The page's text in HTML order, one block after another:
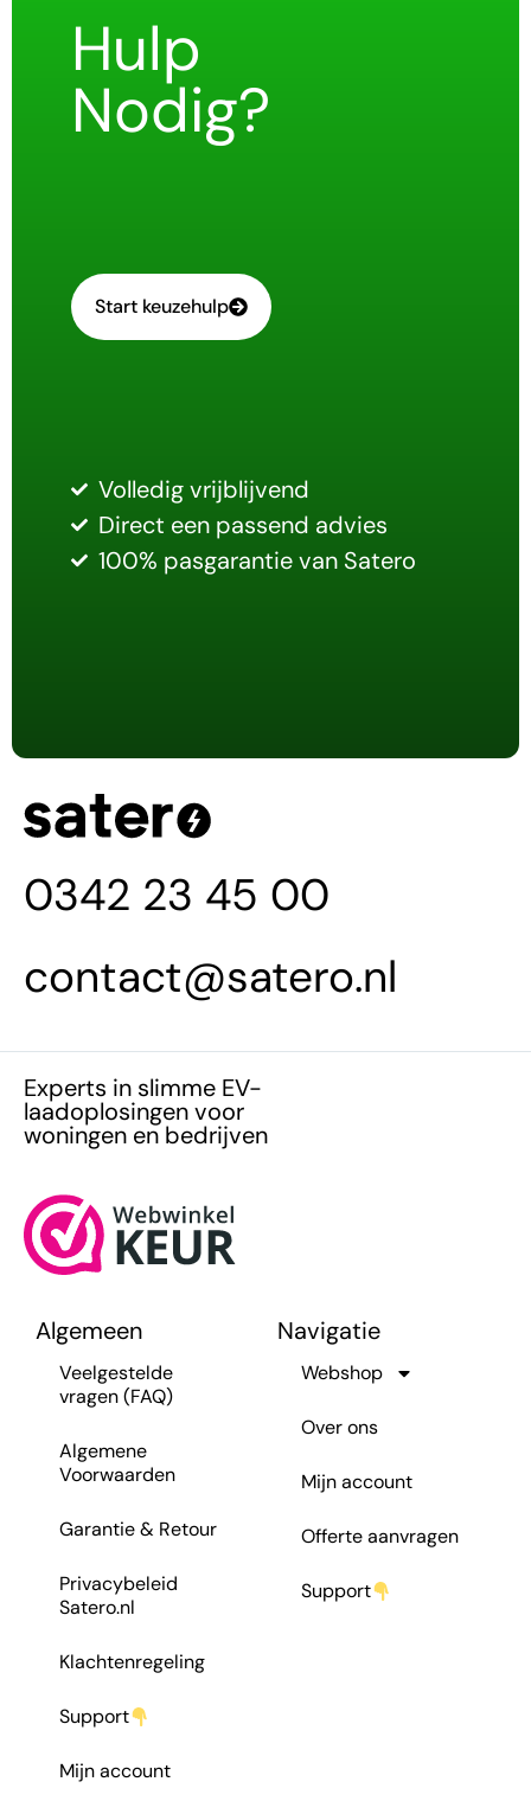
Hulp
Nodig?
Start keuzehulp
Volledig vrijblijvend
Direct een passend advies
100% pasgarantie van Satero
0342 23 45 00
contact@satero.nl
Experts in slimme EV-
laadoplosingen voor
woningen en bedrijven
Algemeen
Veelgestelde
vragen (FAQ)
Algemene
Voorwaarden
Garantie & Retour
Privacybeleid
Satero.nl
Klachtenregeling
Support
Mijn account
Navigatie
Webshop
Over ons
Mijn account
Offerte aanvragen
Support